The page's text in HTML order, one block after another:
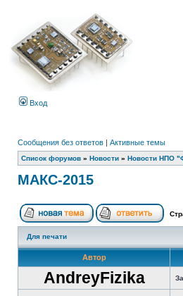
Вход
Сообщения без ответов | Активные темы
Список форумов » Новости » Новости НПО
МАКС-2015
Для печати
Автор
AndreyFizika